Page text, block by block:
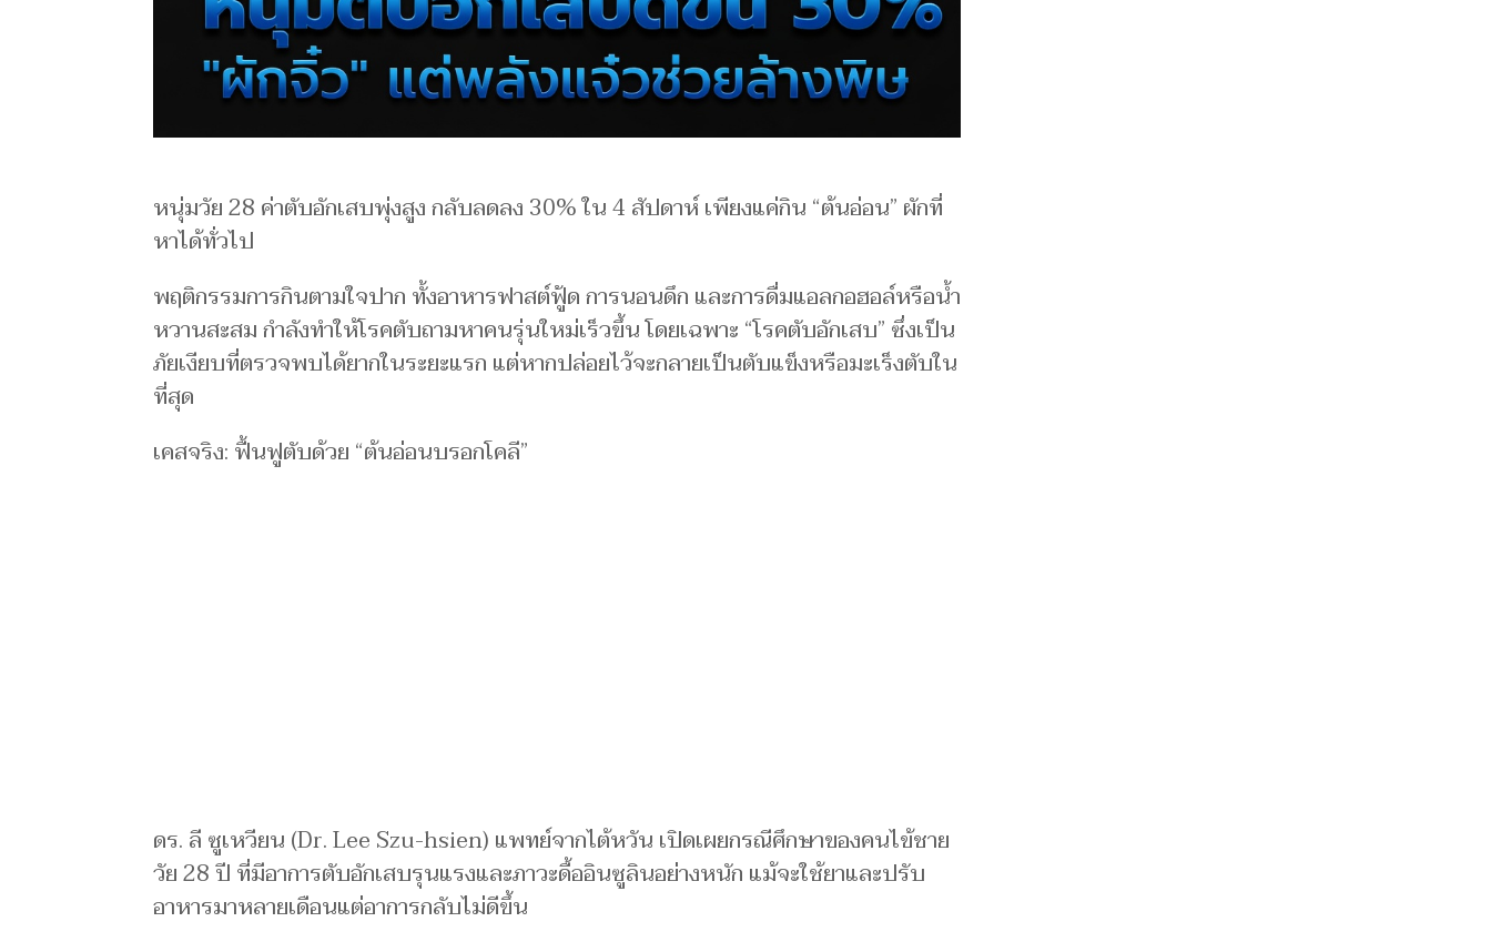
หนุ่มวัย 28 ค่าตับอักเสบพุ่งสูง กลับลดลง 30% ใน 4 สัปดาห์ เพียงแค่กิน “ต้นอ่อน” ผักที่
หาได้ทั่วไป
พฤติกรรมการกินตามใจปาก ทั้งอาหารฟาสต์ฟู้ด การนอนดึก และการดื่มแอลกอฮอล์หรือน้ำ
หวานสะสม กำลังทำให้โรคตับถามหาคนรุ่นใหม่เร็วขึ้น โดยเฉพาะ “โรคตับอักเสบ” ซึ่งเป็น
ภัยเงียบที่ตรวจพบได้ยากในระยะแรก แต่หากปล่อยไว้จะกลายเป็นตับแข็งหรือมะเร็งตับใน
ที่สุด
เคสจริง: ฟื้นฟูตับด้วย “ต้นอ่อนบรอกโคลี”
ดร. ลี ซูเหวียน (Dr. Lee Szu-hsien) แพทย์จากไต้หวัน เปิดเผยกรณีศึกษาของคนไข้ชาย
วัย 28 ปี ที่มีอาการตับอักเสบรุนแรงและภาวะดื้ออินซูลินอย่างหนัก แม้จะใช้ยาและปรับ
อาหารมาหลายเดือนแต่อาการกลับไม่ดีขึ้น